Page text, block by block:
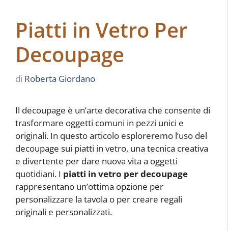
Piatti in Vetro Per
Decoupage
di Roberta Giordano
Il decoupage è un’arte decorativa che consente di
trasformare oggetti comuni in pezzi unici e
originali. In questo articolo esploreremo l’uso del
decoupage sui piatti in vetro, una tecnica creativa
e divertente per dare nuova vita a oggetti
quotidiani. I piatti in vetro per decoupage
rappresentano un’ottima opzione per
personalizzare la tavola o per creare regali
originali e personalizzati.